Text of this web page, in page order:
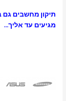
גם בצל הקורונה
אליך…